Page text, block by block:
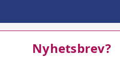
Nyhetsbrev?